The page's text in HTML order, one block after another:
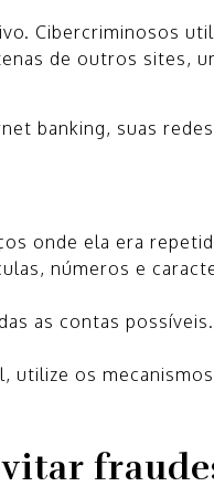
Cibercriminosos
de outros sites,
banking, suas
onde ela era
números e
as contas
utilize os